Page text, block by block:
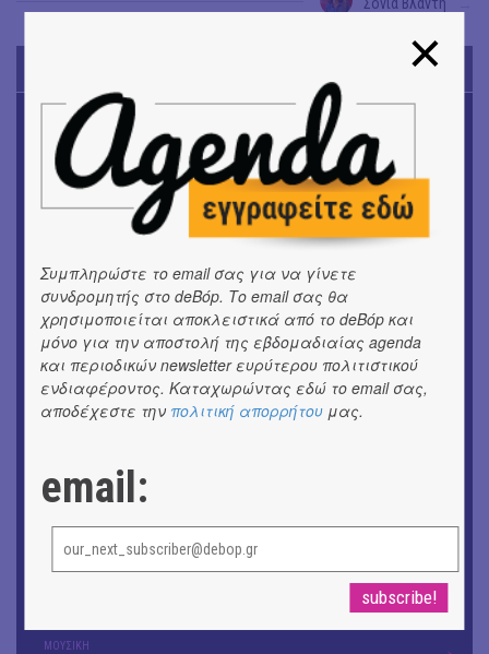
ΜΟΥΣΙΚΗ
16o Samos Young Artists Festival
OUTDΟORS
ANILIO PARK FESTIVAL 2026
«ΑΗ ΛΑΟΣ» | Ένα σκηνικό ρέκβιεμ για την ήττα ενός
λαού
ΕΙΚΑΣΤΙΚΑ
Ομαδική έκθεση | Προσωρινά για Πάντα
ΕΙΚΑΣΤΙΚΑ
ΕΙΚΑΣΤΙΚΑ
Θανάσης Λάλας-Κώστας Τσόκλης - Συνομιλώντας με
εικόνες και λέξεις
«Μήδεια» του Ευριπίδη | Σκην.: Nikita Milivojević
ΜΟΥΣΙΚΗ
Συμπληρώστε το email σας για να γίνετε
συνδρομητής στο deBόp. Το email σας θα
χρησιμοποιείται αποκλειστικά από το deBόp και
μόνο για την αποστολή της εβδομαδιαίας agenda
και περιοδικών newsletter ευρύτερου πολιτιστικού
ενδιαφέροντος. Καταχωρώντας εδώ το email σας,
αποδέχεστε την πολιτική απορρήτου μας.
email: